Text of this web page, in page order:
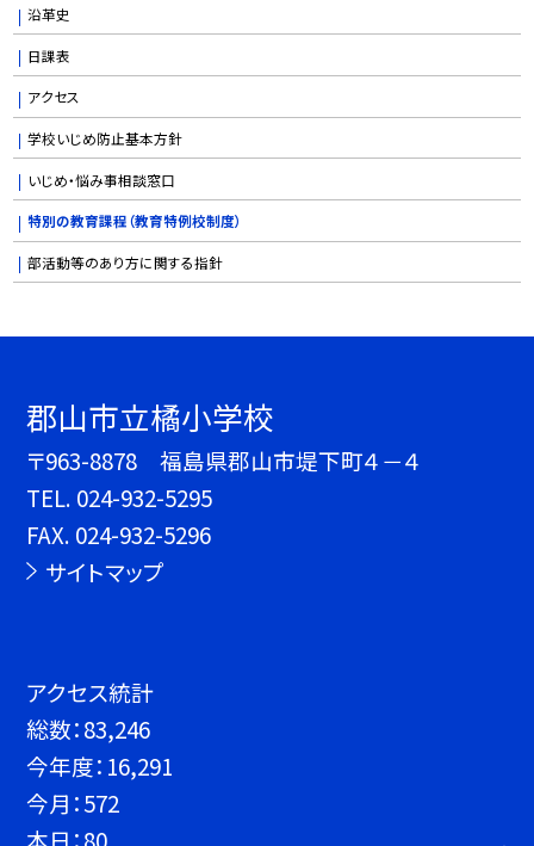
沿革史
日課表
アクセス
学校いじめ防止基本方針
いじめ・悩み事相談窓口
特別の教育課程（教育特例校制度）
部活動等のあり方に関する指針
郡山市立橘小学校
〒963-8878 福島県郡山市堤下町４－４
TEL. 024-932-5295
FAX. 024-932-5296
サイトマップ
アクセス統計
総数：83,246
今年度： 16,291
今月：572
本日：80